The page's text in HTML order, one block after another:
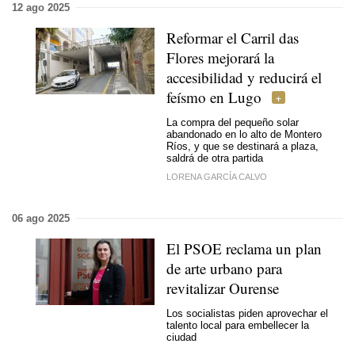
12 ago 2025
Reformar el Carril das
Flores mejorará la
accesibilidad y reducirá el
feísmo en Lugo
La compra del pequeño solar
abandonado en lo alto de Montero
Ríos, y que se destinará a plaza,
saldrá de otra partida
LORENA GARCÍA CALVO
06 ago 2025
El PSOE reclama un plan
de arte urbano para
revitalizar Ourense
Los socialistas piden aprovechar el
talento local para embellecer la
ciudad